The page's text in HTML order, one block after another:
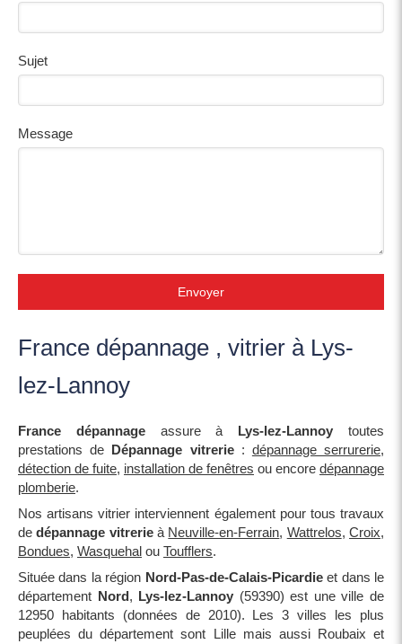
Sujet
Message
Envoyer
France dépannage , vitrier à Lys-
lez-Lannoy
France dépannage assure à Lys-lez-Lannoy toutes
prestations de Dépannage vitrerie: dépannage serrurerie,
détection de fuite, installation de fenêtres ou encore dépannage
plomberie.
Nos artisans vitrier interviennent également pour tous travaux
dedépannage vitrerieà Neuville-en-Ferrain, Wattrelos,Croix,
Bondues, Wasquehal ou Toufflers.
Située dans la région Nord-Pas-de-Calais-Picardieet dans le
département Nord, Lys-lez-Lannoy (59390) est une ville de
12950 habitants (données de 2010). Les 3 villes les plus
peuplées du département sont Lille mais aussi Roubaix et